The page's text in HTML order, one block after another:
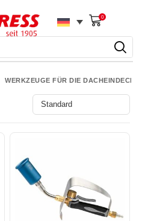
0
WERKZEUGE FÜR DIE